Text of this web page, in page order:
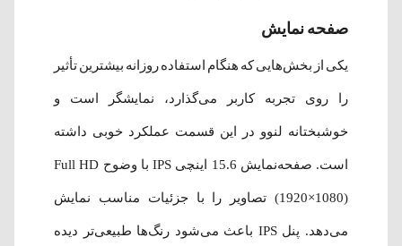
صفحه نمایش
یکی از بخش‌هایی که هنگام استفاده روزانه بیشترین تأثیر
را روی تجربه کاربر می‌گذارد، نمایشگر است و
خوشبختانه لنوو در این قسمت عملکرد خوبی داشته
است. صفحه‌نمایش 15.6 اینچی IPS با وضوح Full HD
(1920×1080) تصاویر را با جزئیات مناسب نمایش
می‌دهد. پنل IPS باعث می‌شود رنگ‌ها طبیعی‌تر دیده